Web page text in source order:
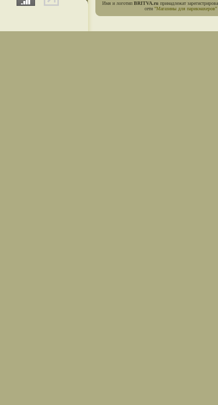
Имя и логотип BRITVA.ru принадлежат
сети "Магазины для парикмахеров"